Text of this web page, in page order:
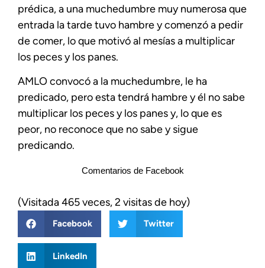
prédica, a una muchedumbre muy numerosa que
entrada la tarde tuvo hambre y comenzó a pedir
de comer, lo que motivó al mesías a multiplicar
los peces y los panes.
AMLO convocó a la muchedumbre, le ha
predicado, pero esta tendrá hambre y él no sabe
multiplicar los peces y los panes y, lo que es
peor, no reconoce que no sabe y sigue
predicando.
Comentarios de Facebook
(Visitada 465 veces, 2 visitas de hoy)
Facebook Twitter
LinkedIn